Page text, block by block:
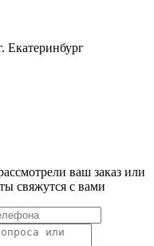
Екатеринбург
ваш заказ или
свяжутся с вами